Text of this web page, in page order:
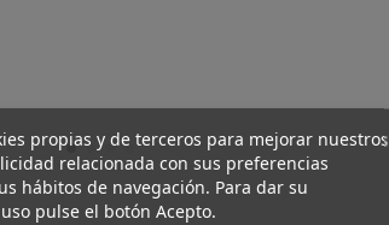
propias y de terceros para mejorar nuestros
relacionada con sus preferencias
hábitos de navegación. Para dar su
pulse el botón Acepto.